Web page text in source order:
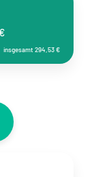
insgesamt 294,53 €